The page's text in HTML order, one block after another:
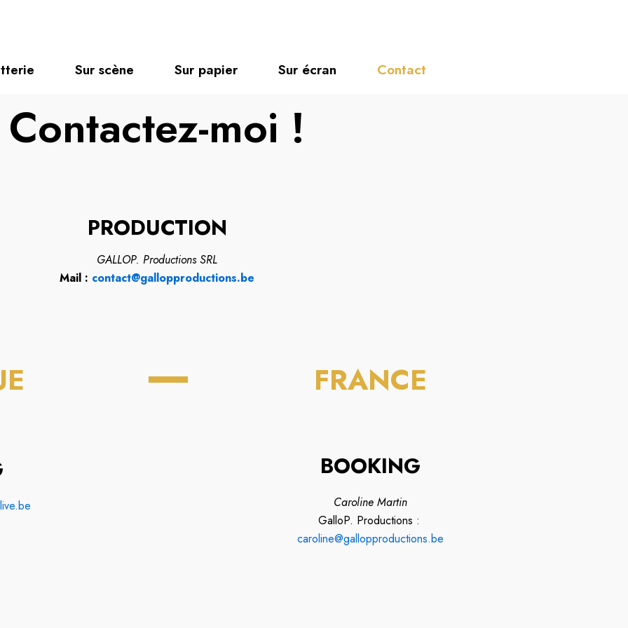
Sur scène Sur papier Sur écran Contact
Contactez-moi !
PRODUCTION
GALLOP. Productions SRL
Mail : contact@gallopproductions.be
FRANCE
BOOKING
Caroline Martin
GalloP. Productions :
caroline@gallopproductions.be